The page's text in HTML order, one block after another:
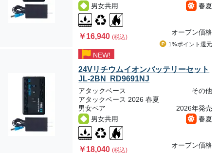
男女共用
春夏
￥16,940(税込)
オープン価格
1%ポイント 還元
NEW!
24Vリチウムイオンバッテリーセット
JL-2BN RD9691NJ
アタックベース
その他
アタックベース 2026 春夏
男女ペア
2026年発売
男女共用
春夏
￥18,040(税込)
オープン価格